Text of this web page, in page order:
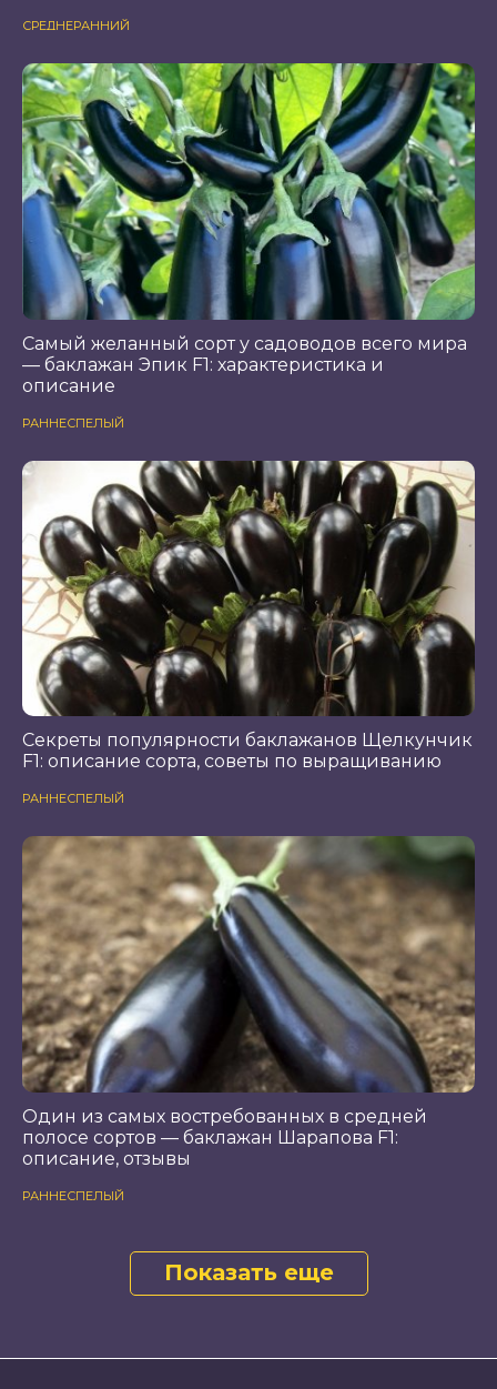
СРЕДНЕРАННИЙ
Самый желанный сорт у садоводов всего мира
— баклажан Эпик F1: характеристика и
описание
РАННЕСПЕЛЫЙ
Секреты популярности баклажанов Щелкунчик
F1: описание сорта, советы по выращиванию
РАННЕСПЕЛЫЙ
Один из самых востребованных в средней
полосе сортов — баклажан Шарапова F1:
описание, отзывы
РАННЕСПЕЛЫЙ
Показать еще